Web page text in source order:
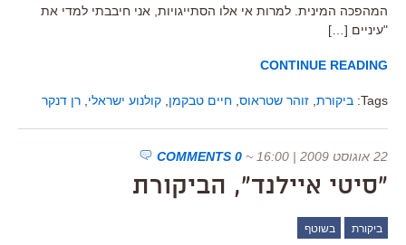
המהפכה המינית. למרות אי אלו הסתייגויות, אני חיבבתי למדי את
"עיניים […]
CONTINUE READING
Tags: ביקורת זוהר שטראוס חיים טבקמן קולנוע ישראלי רן דנקר
22 אוגוסט 2009 | 16:00 ~
0 COMMENTS
"סיטי איילנד", הביקורת
ביקורת בשוטף